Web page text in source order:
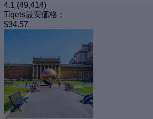
4.1 (49,414)
Tiqets最安価格：
$34.57